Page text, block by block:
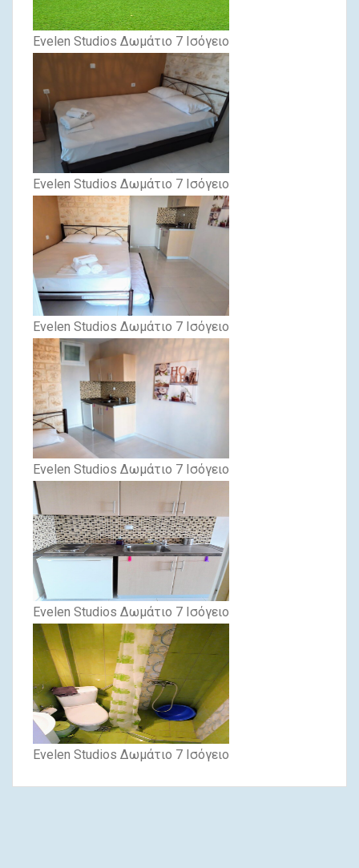
Evelen Studios Δωμάτιο 7 Ισόγειο
Evelen Studios Δωμάτιο 7 Ισόγειο
Evelen Studios Δωμάτιο 7 Ισόγειο
Evelen Studios Δωμάτιο 7 Ισόγειο
Evelen Studios Δωμάτιο 7 Ισόγειο
Evelen Studios Δωμάτιο 7 Ισόγειο